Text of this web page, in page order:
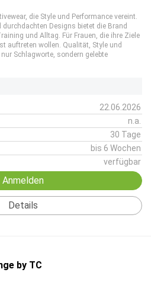
die Style und Performance vereint.
Designs bietet die Brand
und Alltag. Für Frauen, die ihre Ziele
auftreten wollen. Qualität, Style und
Schlagworte, sondern gelebte
22.06.2026
n.a.
30 Tage
bis 6 Wochen
verfügbar
Anmelden
Details
by TC